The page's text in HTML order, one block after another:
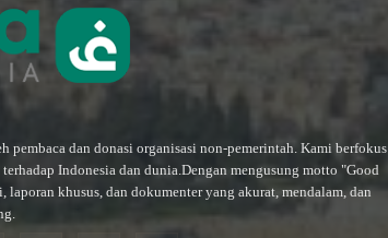
dan donasi organisasi non-pemerintah. Kami berfokus
Indonesia dan dunia.Dengan mengusung motto "Good
khusus, dan dokumenter yang akurat, mendalam, dan